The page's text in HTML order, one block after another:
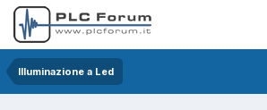
Illuminazione a Led